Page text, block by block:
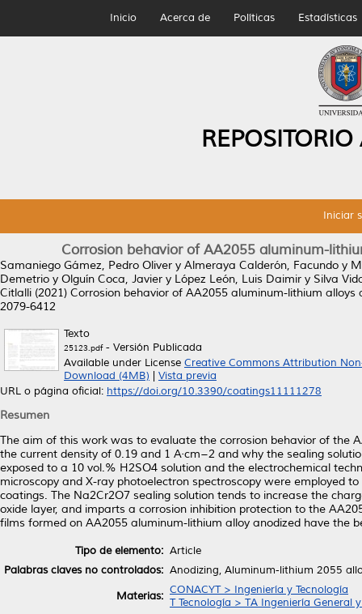
Inicio Acerca de Políticas Estadísticas
Iniciar
Corrosion behavior of AA2055 aluminum-
Samaniego Gámez, Pedro Oliver y Almeraya Calderón, Facundo y
Demetrio y Olguín Coca, Javier y López León, Luis Daimir y Silva
Citlalli (2021) Corrosion behavior of AA2055 aluminum-lithium
2079-6412
Texto
25123.pdf- Versión Publicada
Available under License Creative Commons Attribution
Download (4MB)
Vista previa
URL o página oficial: https://doi.org/10.3390/coatings11111278
Resumen
The aim of this work was to evaluate the corrosion behavior of the
the current density of 0.19 and 1 A·cm−2 and why the sealing
exposed to a 10 vol.% H2SO4 solution and the electrochemical
microscopy and X-ray photoelectron spectroscopy were employed
coatings. The Na2Cr2O7 sealing solution tends to increase the
oxide layer, and imparts a corrosion inhibition protection to the
films formed on AA2055 aluminum-lithium alloy anodized have the
Tipo de elemento: Article
Palabras claves no controlados: Anodizing, Aluminum-lithium 2055
Materias: CONACYT > Ingeniería y Tecnología
T Tecnología > TA Ingeniería General